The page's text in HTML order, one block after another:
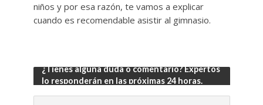
niños y por esa razón, te vamos a explicar
cuando es recomendable asistir al gimnasio.
¿Tienes alguna duda o comentario? Expertos
lo responderán en las próximas 24 horas.